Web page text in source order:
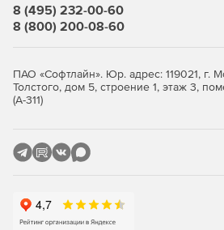
строй и упрощает сопровождение
Уникальные технологии
(при старте системы).
планировщика Windows.
8 (495) 232-00-60
8 (800) 200-08-60
ПАО «Софтлайн». Юр. адрес: 119021, г.
Толстого, дом 5, строение 1, этаж 3,
(А-311)